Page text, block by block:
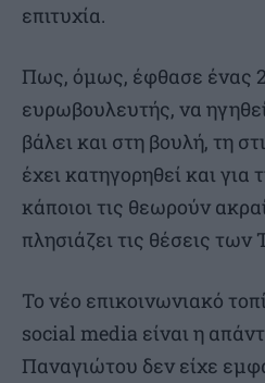
επιτυχία.
Πως, όμως, έφθασε ένας
ευρωβουλευτής, να
βάλει και στη βουλή, τη
έχει κατηγορηθεί και για
κάποιοι τις θεωρούν
πλησιάζει τις θέσεις
Το νέο επικοινωνιακό
social media είναι η
Παναγιώτου δεν είχε